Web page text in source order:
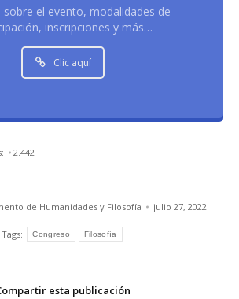
sobre el evento, modalidades de
inscripciones y más…
Clic aquí
2.442
de Humanidades y Filosofía julio 27, 2022
Tags: Congreso Filosofía
esta publicación